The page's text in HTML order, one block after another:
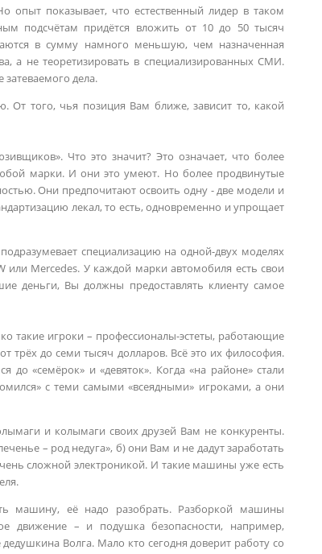
опыт показывает, что естественный лидер в таком
подсчётам придётся вложить от 10 до 50 тысяч
в сумму намного меньшую, чем назначенная
а не теоретизировать в специализированных СМИ.
затеваемого дела.
От того, чья позиция Вам ближе, зависит то, какой
Что это значит? Это означает, что более
марки. И они это умеют. Но более продвинутые
Они предпочитают освоить одну - две модели и
лекал, то есть, одновременно и упрощает
специализацию на одной-двух моделях
или Mercedes. У каждой марки автомобиля есть свои
деньги, Вы должны предоставлять клиенту самое
такие игроки – профессионалы-эстеты, работающие
трёх до семи тысяч долларов. Всё это их философия.
«семёрок» и «девяток». Когда «на районе» стали
с теми самыми «всеядными» игроками, а они
и колымаги своих друзей Вам не конкуренты.
– род недуга», б) они Вам и не дадут заработать
сложной электроникой. И такие машины уже есть
машину, её надо разобрать. Разборкой машины
движение – и подушка безопасности, например,
Волга. Мало кто сегодня доверит работу со